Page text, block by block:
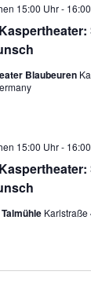
Kaspertheater:
15:00 Uhr-
Blaubeuren
Kaspertheater:
15:00 Uhr-